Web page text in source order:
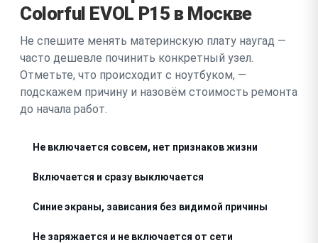
Colorful EVOL P15 в Москве
Не спешите менять материнскую плату наугад —
часто дешевле починить конкретный узел.
Отметьте, что происходит с ноутбуком, —
подскажем причину и назовём стоимость ремонта
до начала работ.
Не включается совсем, нет признаков жизни
Включается и сразу выключается
Синие экраны, зависания без видимой причины
Не заряжается и не включается от сети